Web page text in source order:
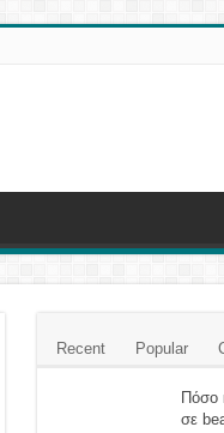
Recent Popular
Πόσο
σε